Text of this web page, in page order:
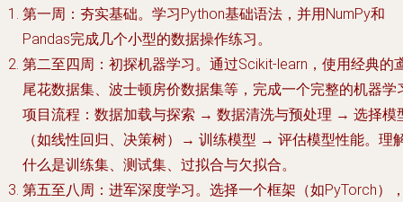
第一周：夯实基础。学习Python基础语法，并用NumPy和
Pandas完成几个小型的数据操作练习。
第二至四周：初探机器学习。通过Scikit-learn，使用经典的
尾花数据集、波士顿房价数据集等，完成一个完整的机器学
项目流程：数据加载与探索 → 数据清洗与预处理 → 选择模
（如线性回归、决策树）→ 训练模型 → 评估模型性能。理
什么是训练集、测试集、过拟合与欠拟合。
第五至八周：进军深度学习。选择一个框架（如PyTorch）